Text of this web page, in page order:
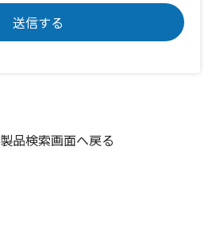
製品検索画面へ戻る